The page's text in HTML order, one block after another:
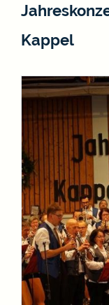
Kappel